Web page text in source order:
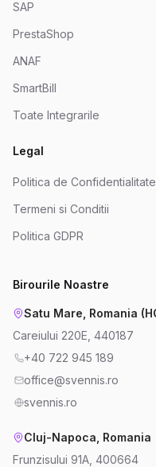
SAP
PrestaShop
ANAF
SmartBill
Toate Integrarile
Legal
Politica de Confidentialitate
Termeni si Conditii
Politica GDPR
Birourile Noastre
Satu Mare, Romania
Careiului 220E, 440187
+40 722 945 189
office@svennis.ro
svennis.ro
Cluj-Napoca, Romania
Frunzisului 91A, 400664